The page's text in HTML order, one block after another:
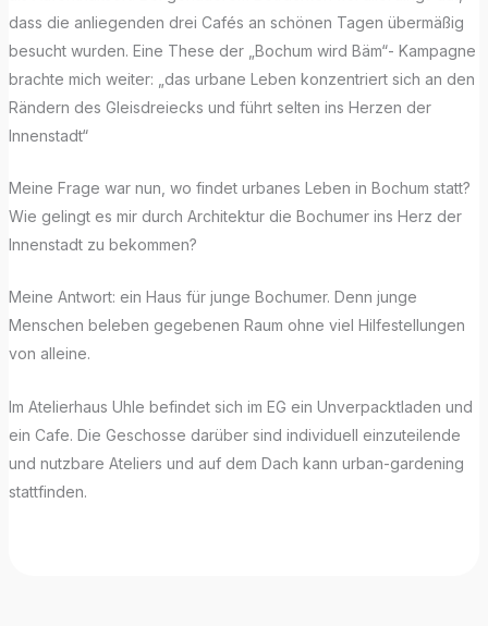
dass die anliegenden drei Cafés an schönen Tagen übermäßig
besucht wurden. Eine These der „Bochum wird Bäm“- Kampagne
brachte mich weiter: „das urbane Leben konzentriert sich an den
Rändern des Gleisdreiecks und führt selten ins Herzen der
Innenstadt“
Meine Frage war nun, wo findet urbanes Leben in Bochum statt?
Wie gelingt es mir durch Architektur die Bochumer ins Herz der
Innenstadt zu bekommen?
Meine Antwort: ein Haus für junge Bochumer. Denn junge
Menschen beleben gegebenen Raum ohne viel Hilfestellungen
von alleine.
Im Atelierhaus Uhle befindet sich im EG ein Unverpacktladen und
ein Cafe. Die Geschosse darüber sind individuell einzuteilende
und nutzbare Ateliers und auf dem Dach kann urban-gardening
stattfinden.